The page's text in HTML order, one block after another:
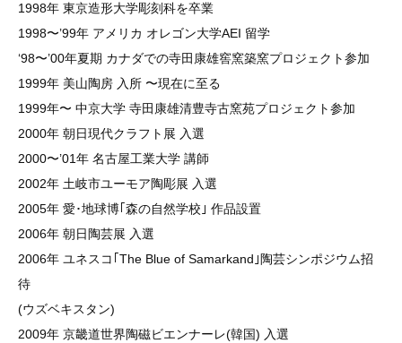
1998年 東京造形大学彫刻科を卒業
1998〜’99年 アメリカ オレゴン大学AEI 留学
‘98〜’00年夏期 カナダでの寺田康雄窖窯築窯プロジェクト参加
1999年 美山陶房 入所 〜現在に至る
1999年〜 中京大学 寺田康雄清豊寺古窯苑プロジェクト参加
2000年 朝日現代クラフト展 入選
2000〜’01年 名古屋工業大学 講師
2002年 土岐市ユーモア陶彫展 入選
2005年 愛･地球博｢森の自然学校｣ 作品設置
2006年 朝日陶芸展 入選
2006年 ユネスコ｢The Blue of Samarkand｣陶芸シンポジウム招
待
(ウズベキスタン)
2009年 京畿道世界陶磁ビエンナーレ(韓国) 入選